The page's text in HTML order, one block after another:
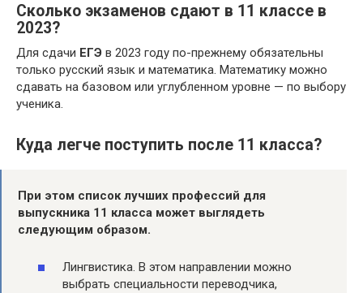
Сколько экзаменов сдают в 11 классе в
2023?
Для сдачи ЕГЭ в 2023 году по-прежнему обязательны
только русский язык и математика. Математику можно
сдавать на базовом или углубленном уровне — по выбору
ученика.
Куда легче поступить после 11 класса?
При этом список лучших профессий для
выпускника 11 класса может выглядеть
следующим образом.
Лингвистика. В этом направлении можно
выбрать специальности переводчика,